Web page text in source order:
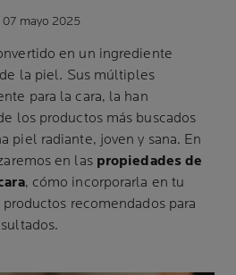
| 07 mayo 2025
en un ingrediente
la piel. Sus múltiples
para la cara, la han
los productos más buscados
piel radiante, joven y sana. En
en las propiedades de
, cómo incorporarla en tu
recomendados para